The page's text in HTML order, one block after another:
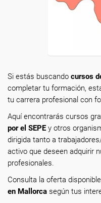
Si estás buscando cursos
completar tu formación,
tu carrera profesional con
Aquí encontrarás cursos
por el SEPEy otros
dirigida tanto a
activo que deseen adquirir
profesionales.
Consulta la oferta
en Mallorca según tus